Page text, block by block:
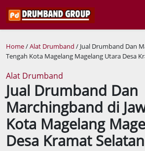
Home/Alat Drumband / Jual Drumband Dan
Tengah Kota Magelang Magelang Utara Desa
Alat Drumband
Jual Drumband Dan
Marchingband di
Kota Magelang
Desa Kramat Selatan